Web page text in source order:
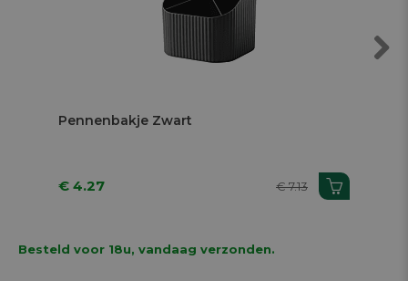
Pennenbakje Zwart
€ 4.27 € 7.13
Besteld voor 18u, vandaag verzonden.